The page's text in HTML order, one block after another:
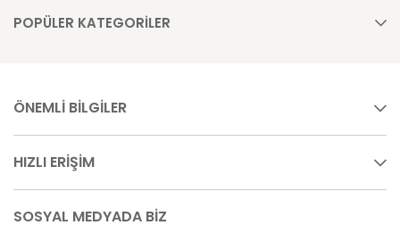
POPÜLER KATEGORİLER
ÖNEMLİ BİLGİLER
HIZLI ERİŞİM
SOSYAL MEDYADA BİZ